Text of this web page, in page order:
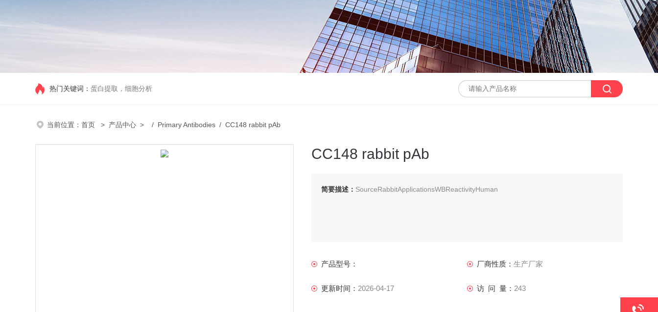
热门关键词： 蛋白提取，细胞分析
当前位置： 首页 > 产品中心 > / Primary Antibodies / CC148 rabbit pAb
CC148 rabbit pAb
简要描述： SourceRabbitApplicationsWBReactivityHuman
产品型号： 厂商性质： 生产厂家
更新时间： 2026-04-17 访 问 量： 243